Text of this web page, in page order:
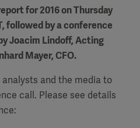
for 2016 on Thursday
followed by a conference
Joacim Lindoff, Acting
Mayer, CFO.
and the media to
call. Please see details